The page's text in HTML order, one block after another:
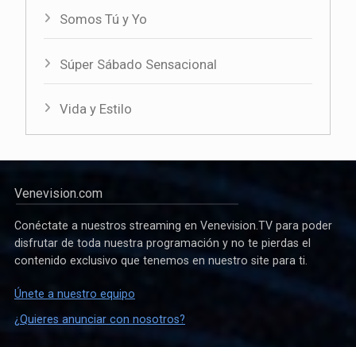
Somos Tú y Yo
Súper Sábado Sensacional
Vida y Estilo
Venevision.com
Conéctate a nuestros streaming en Venevision.TV para poder
disfrutar de toda nuestra programación y no te pierdas el
contenido exclusivo que tenemos en nuestro site para ti.
Únete a nuestro equipo
¿Quieres anunciar con nosotros?